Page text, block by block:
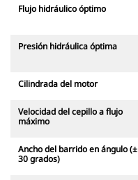
Flujo hidráulico óptimo
Presión hidráulica óptima
Cilindrada del motor
Velocidad del cepillo a flujo
máximo
Ancho del barrido en ángulo (±
30 grados)